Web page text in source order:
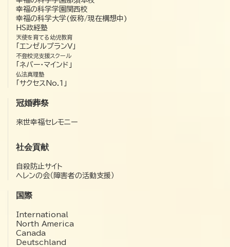
幸福の科学学園関西校
幸福の科学大学(仮称/現在構想中)
HS政経塾
天使を育てる幼児教育
「エンゼルプランV」
不登校児支援スクール
「ネバー・マインド」
仏法真理塾
「サクセスNo.1」
冠婚葬祭
来世幸福セレモニー
社会貢献
自殺防止サイト
ヘレンの会（障害者の活動支援）
国際
International
North America
Canada
Deutschland